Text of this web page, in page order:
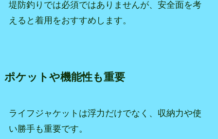
堤防釣りでは必須ではありませんが、安全面を考
えると着用をおすすめします。
ポケットや機能性も重要
ライフジャケットは浮力だけでなく、収納力や使
い勝手も重要です。